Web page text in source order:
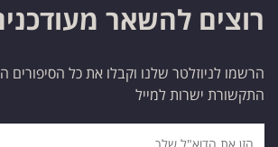
רוצים להשאר
הרשמו לניוזלטר שלנו וקבלו את כל
התקשורת ישרות למייל